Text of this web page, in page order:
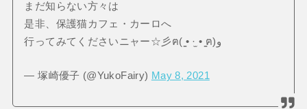
まだ知らない方々は
是非、保護猫カフェ・カーロへ
行ってみてくださいニャー☆彡ฅ( ̳• ·̫ • ̳ฅ)و
— 塚崎優子 (@YukoFairy) May 8, 2021